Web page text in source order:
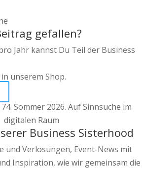
gefallen?
Jahr kannst Du Teil der Business
unserem Shop.
Business Sisterhood
und Verlosungen, Event-News mit
Inspiration, wie wir gemeinsam die